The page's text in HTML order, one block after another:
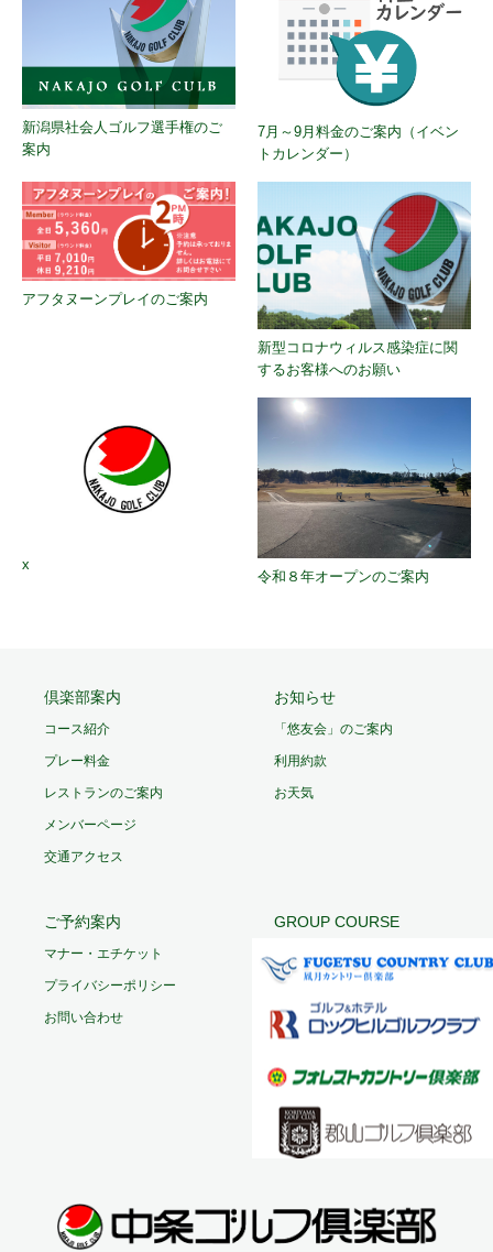
新潟県社会人ゴルフ選手権のご
案内
7月～9月料金のご案内（イベン
トカレンダー）
アフタヌーンプレイのご案内
新型コロナウィルス感染症に関
するお客様へのお願い
x
令和８年オープンのご案内
倶楽部案内
コース紹介
プレー料金
レストランのご案内
メンバーページ
交通アクセス
お知らせ
「悠友会」のご案内
利用約款
お天気
ご予約案内
マナー・エチケット
プライバシーポリシー
お問い合わせ
GROUP COURSE